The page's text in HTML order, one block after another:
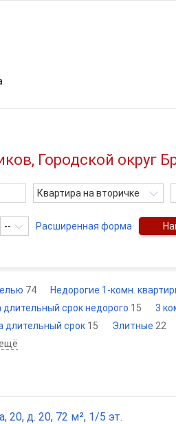
Городской округ
Квартира на вторичке
-- Расширенная форма
74 Недорогие 1-комн.
длительный срок недорого 15 3
длительный срок 15 Элитные 22
20, д. 20, 72 м², 1/5 эт.